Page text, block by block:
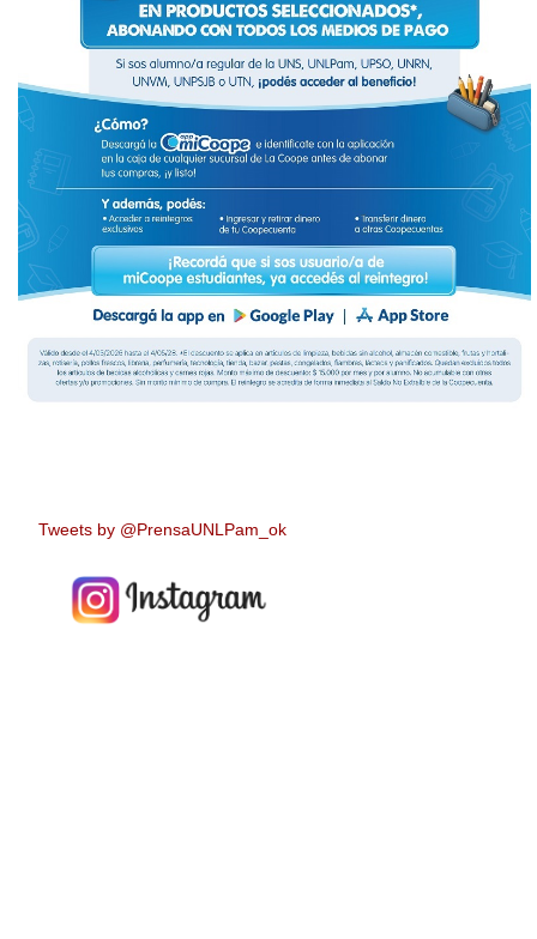
Tweets by @PrensaUNLPam_ok